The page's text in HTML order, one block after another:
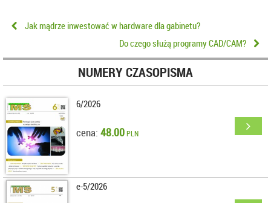
Jak mądrze inwestować w hardware dla gabinetu?
Do czego służą programy CAD/CAM?
NUMERY CZASOPISMA
6/2026
cena: 48.00PLN
e-5/2026